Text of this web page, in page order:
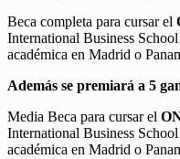
Beca completa para cursar el
International Business
académica en Madrid o
Además se premiará a 5
Media Beca para cursar el
International Business
académica en Madrid o